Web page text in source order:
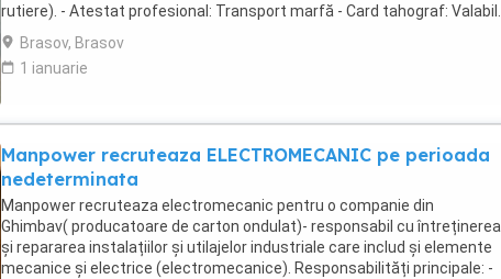
rutiere). - Atestat profesional: Transport marfă - Card tahograf: Valabil.
- Opțional: Autorizație ...
Brasov, Brasov
1 ianuarie
Manpower recruteaza ELECTROMECANIC pe perioada
nedeterminata
Manpower recruteaza electromecanic pentru o companie din
Ghimbav( producatoare de carton ondulat)- responsabil cu întreținerea
și repararea instalațiilor și utilajelor industriale care includ și elemente
mecanice și electrice (electromecanice). Responsabilități principale: -